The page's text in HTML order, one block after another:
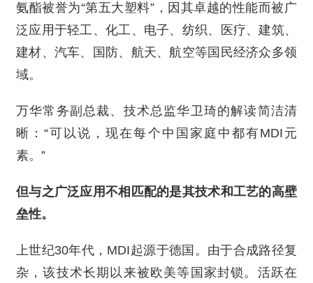
氨酯被誉为“第五大塑料”，因其卓越的性能而被广
泛应用于轻工、化工、电子、纺织、医疗、建筑、
建材、汽车、国防、航天、航空等国民经济众多领
域。
万华常务副总裁、技术总监华卫琦的解读简洁清
晰：“可以说，现在每个中国家庭中都有MDI元
素。”
但与之广泛应用不相匹配的是其技术和工艺的高壁
垒性。
上世纪30年代，MDI起源于德国。由于合成路径复
杂，该技术长期以来被欧美等国家封锁。活跃在